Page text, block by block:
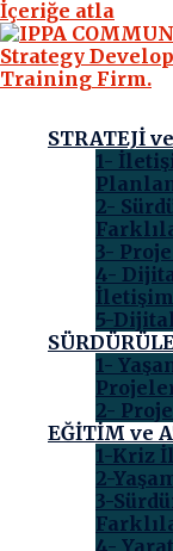
İçeriğe atla
STRATEJİ
1-
2-
3-
4-
5-
1-
2-
EĞİTİM ve
1-Kriz
2-
3-
4-